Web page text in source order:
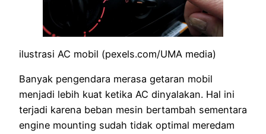
ilustrasi AC mobil (pexels.com/UMA media)
Banyak pengendara merasa getaran mobil
menjadi lebih kuat ketika AC dinyalakan. Hal ini
terjadi karena beban mesin bertambah sementara
engine mounting sudah tidak optimal meredam